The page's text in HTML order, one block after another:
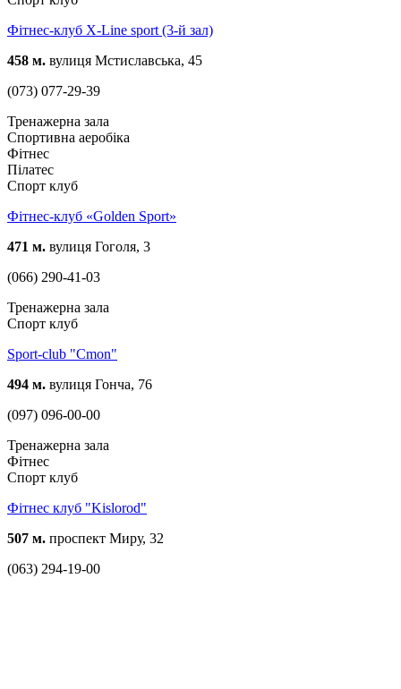
Фітнес-клуб X-Line sport (3-й зал)
458 м. вулиця Мстиславська, 45
(073) 077-29-39
Тренажерна зала
Спортивна аеробіка
Фітнес
Пілатес
Спорт клуб
Фітнес-клуб «Golden Sport»
471 м. вулиця Гоголя, 3
(066) 290-41-03
Тренажерна зала
Спорт клуб
Sport-club "Cmon"
494 м. вулиця Гонча, 76
(097) 096-00-00
Тренажерна зала
Фітнес
Спорт клуб
Фітнес клуб "Kislorod"
507 м. проспект Миру, 32
(063) 294-19-00